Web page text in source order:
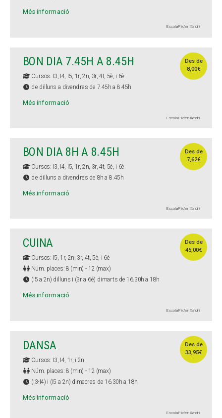
Més informació
Escola Pi d'en Xandri
Des de
8,00€
BON DIA 7.45H A 8.45H
Cursos: I3, I4, I5, 1r, 2n, 3r, 4t, 5è, i 6è
de dilluns a divendres de 7.45h a 8.45h
Més informació
Escola Pi d'en Xandri
Des de
7,62€
BON DIA 8H A 8.45H
Cursos: I3, I4, I5, 1r, 2n, 3r, 4t, 5è, i 6è
de dilluns a divendres de 8h a 8.45h
Més informació
Escola Pi d'en Xandri
Des de
45,00€
CUINA
Cursos: I5, 1r, 2n, 3r, 4t, 5è, i 6è
Núm. places: 8 (min) - 12 (max)
(I5 a 2n) dilluns i (3r a 6è) dimarts de 16.30h a 18h
Més informació
Escola Pi d'en Xandri
Des de
33,95€
DANSA
Cursos: I3, I4, 1r, i 2n
Núm. places: 8 (min) - 12 (max)
(I3-I4) i (I5 a 2n) dimecres de 16.30h a 18h
Més informació
Escola Pi d'en Xandri